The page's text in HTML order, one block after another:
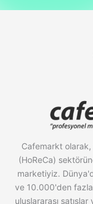
Cafemarkt olarak,
(HoReCa)
marketiyiz.
ve 10.000'den fazla
uluslararası